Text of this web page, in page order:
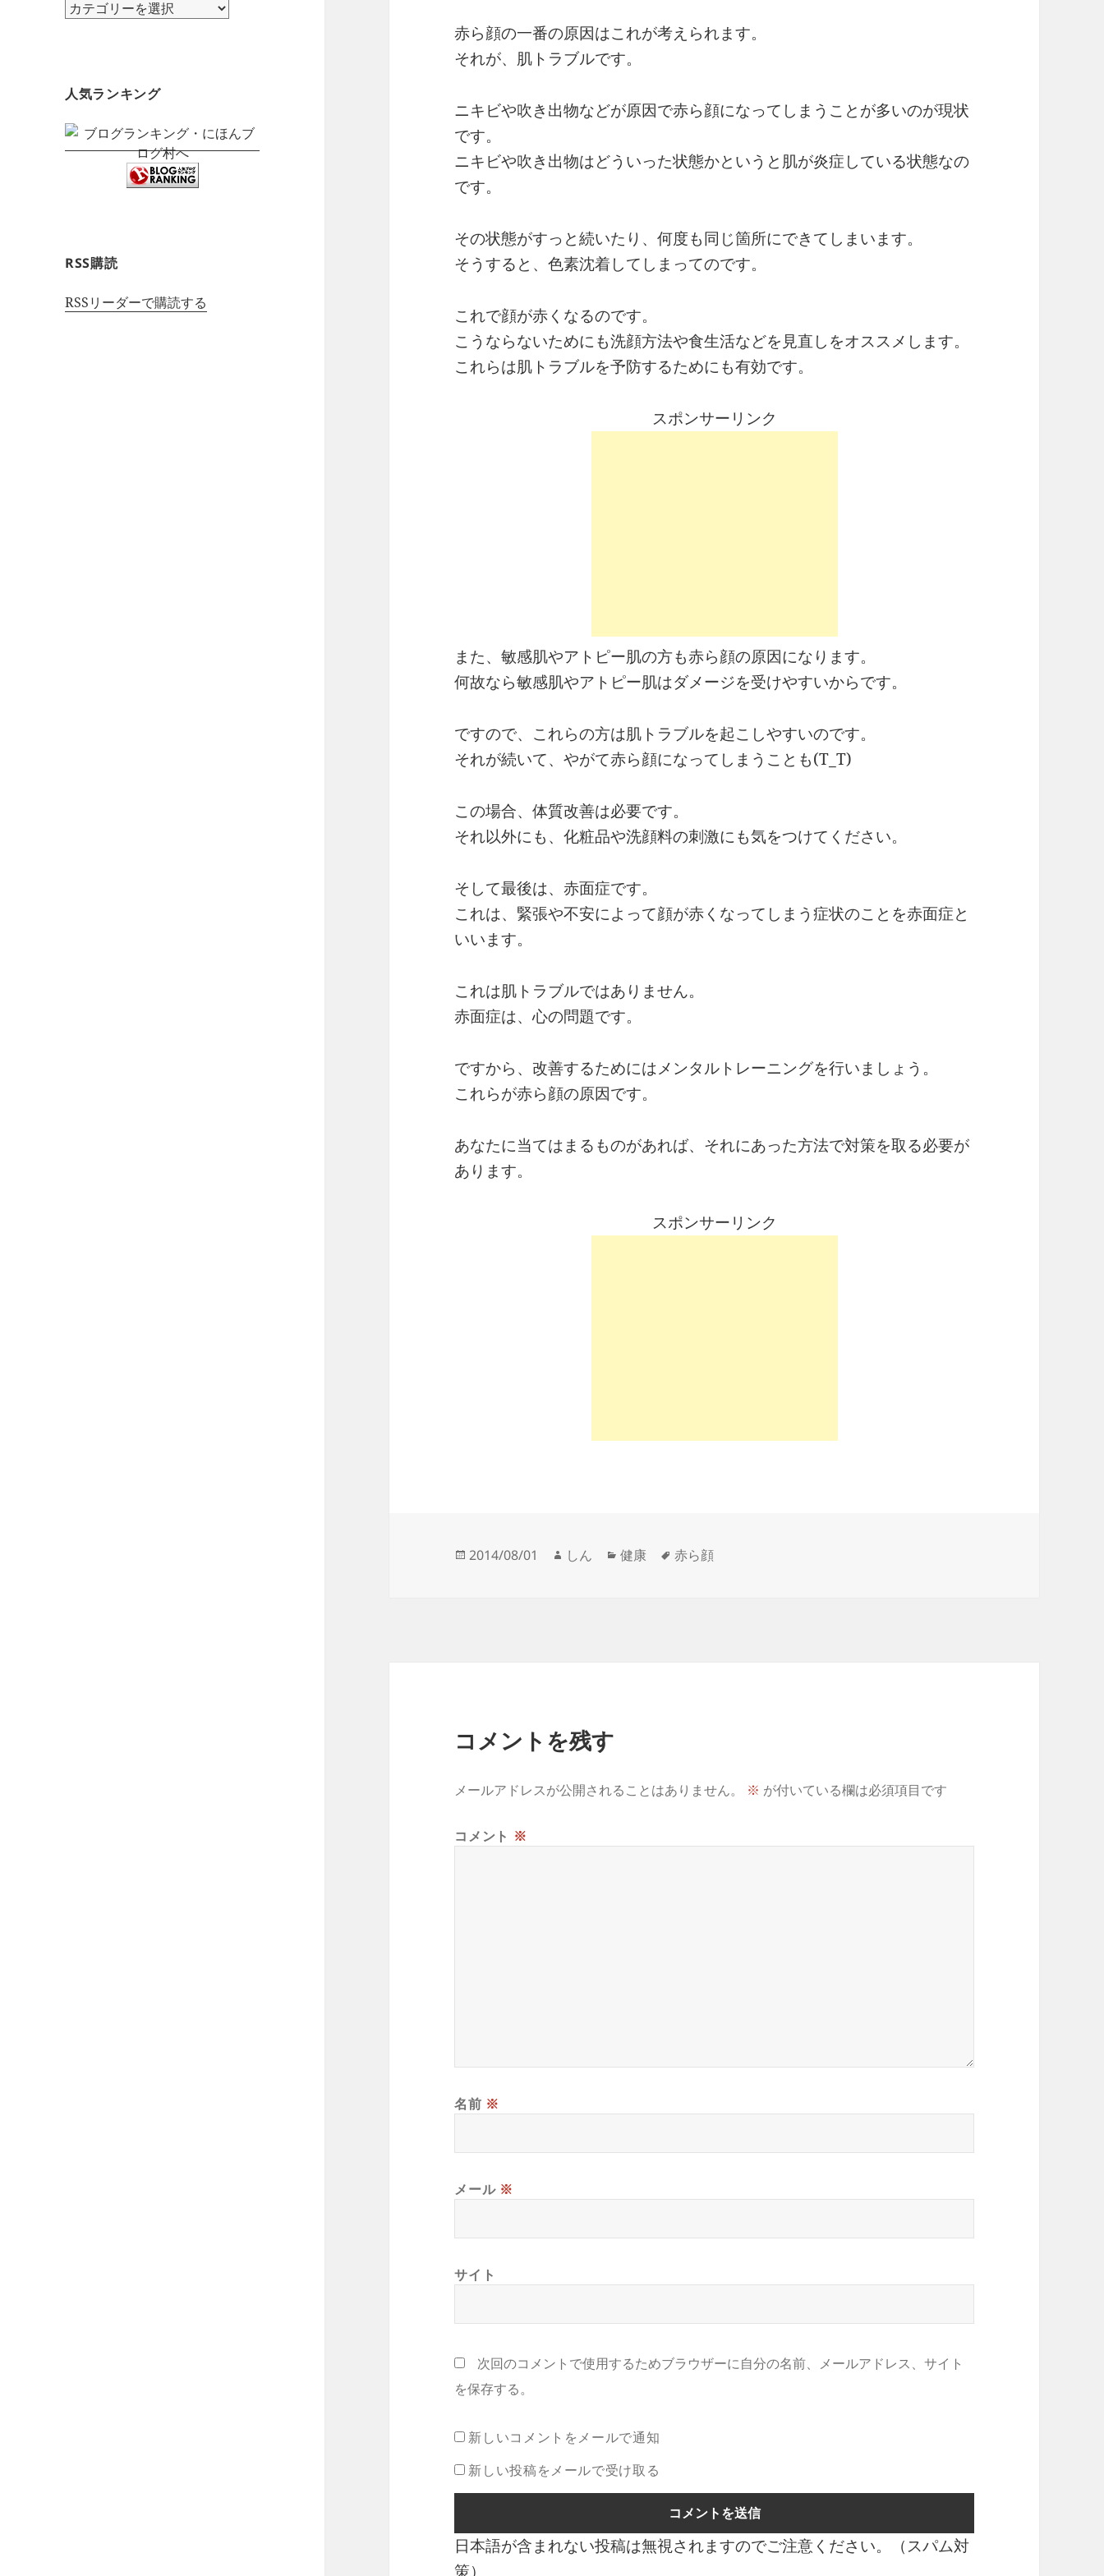
カ
ー
人気ランキング
RSS購読
RSSリーダーで購読する
赤ら顔の一番の原因はこれが考えられます。
それが、肌トラブルです。
ニキビや吹き出物などが原因で赤ら顔になってしまうことが多いのが現状
です。
ニキビや吹き出物はどういった状態かというと肌が炎症している状態なの
です。
その状態がすっと続いたり、何度も同じ箇所にできてしまいます。
そうすると、色素沈着してしまってのです。
これで顔が赤くなるのです。
こうならないためにも洗顔方法や食生活などを見直しをオススメします。
これらは肌トラブルを予防するためにも有効です。
スポンサーリンク
また、敏感肌やアトピー肌の方も赤ら顔の原因になります。
何故なら敏感肌やアトピー肌はダメージを受けやすいからです。
ですので、これらの方は肌トラブルを起こしやすいのです。
それが続いて、やがて赤ら顔になってしまうことも(T_T)
この場合、体質改善は必要です。
それ以外にも、化粧品や洗顔料の刺激にも気をつけてください。
そして最後は、赤面症です。
これは、緊張や不安によって顔が赤くなってしまう症状のことを赤面症と
いいます。
これは肌トラブルではありません。
赤面症は、心の問題です。
ですから、改善するためにはメンタルトレーニングを行いましょう。
これらが赤ら顔の原因です。
あなたに当てはまるものがあれば、それにあった方法で対策を取る必要が
あります。
スポンサーリンク
投
2014/08/01
作
しん
カ
健康
タ
赤ら顔
コメントを残す
メールアドレスが公開されることはありません。 ※ が付いている欄は必須項目です
コメント ※
名前 ※
メール ※
サイト
次回のコメントで使用するためブラウザーに自分の名前、メールアドレス、サイト
を保存する。
新しいコメントをメールで通知
新しい投稿をメールで受け取る
日本語が含まれない投稿は無視されますのでご注意ください。（スパム対
策）